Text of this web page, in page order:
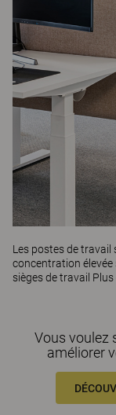
Les postes de travail
concentration élevée
sièges de travail Plus
Vous voulez
améliorer